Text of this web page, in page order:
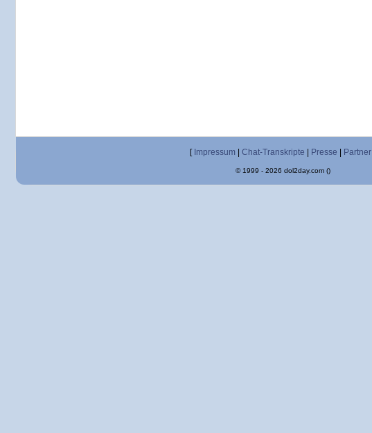
[ Impressum Chat-Transkripte Presse Partner
© 1999 - 2026 dol2day.com ()